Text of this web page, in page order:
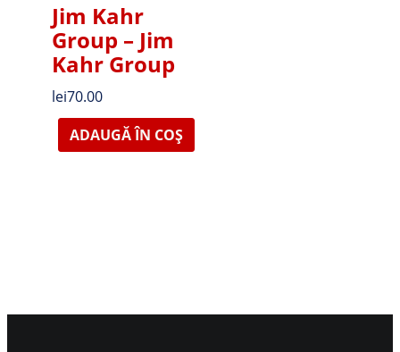
Jim Kahr
Group – Jim
Kahr Group
lei70.00
ADAUGĂ ÎN COȘ